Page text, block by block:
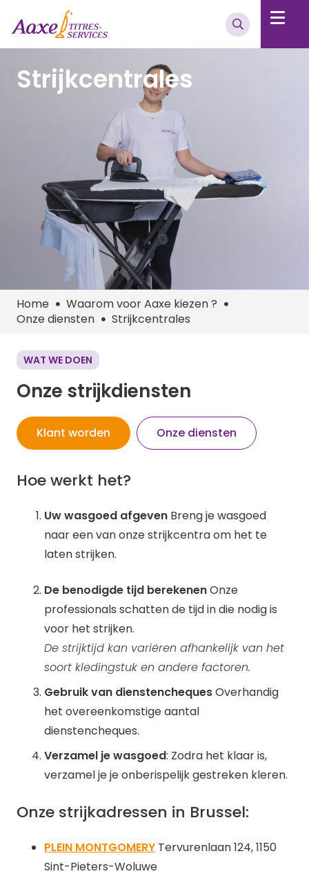
Strijkcentrales
Home
Waarom voor Aaxe kiezen ?
Onze diensten
Strijkcentrales
WAT WE DOEN
Onze strijkdiensten
Klant worden Onze diensten
Hoe werkt het?
Uw wasgoed afgeven Breng je wasgoed
naar een van onze strijkcentra om het te
laten strijken.
De benodigde tijd berekenenOnze
professionals schatten de tijd in die nodig is
voor het strijken.
De strijktijd kan variëren afhankelijk van het
soort kledingstuk en andere factoren.
Gebruik van dienstenchequesOverhandig
het overeenkomstige aantal
dienstencheques.
Verzamel je wasgoed: Zodra het klaar is,
verzamel je je onberispelijk gestreken kleren.
Onze strijkadressen in Brussel:
PLEIN MONTGOMERY Tervurenlaan 124, 1150
Sint-Pieters-Woluwe